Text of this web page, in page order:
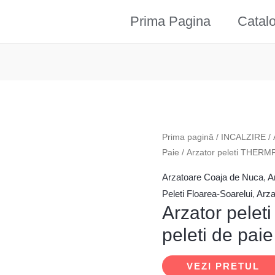
Prima Pagina
Prima pagină / INCALZIRE /
Paie / Arzator peleti
Arzatoare Coaja de Nuca,
Peleti Floarea-Soarelui,
Arzator
peleti de paie
VEZI PRETUL